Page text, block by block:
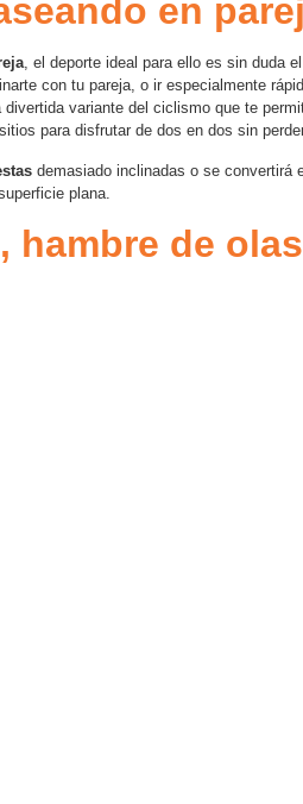
en
, el deporte ideal para ello es sin duda
con tu pareja, o ir especialmente
variante del ciclismo que te
para disfrutar de dos en dos sin
demasiado inclinadas o se convertirá
plana.
hambre de olas